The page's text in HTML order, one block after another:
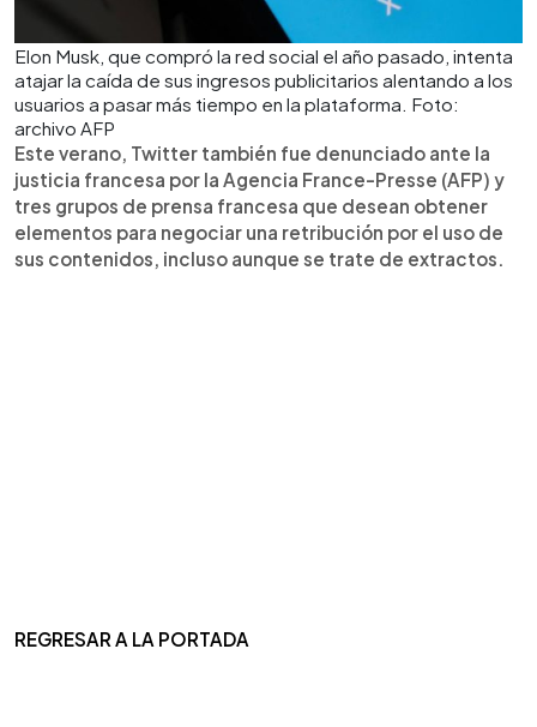
Elon Musk, que compró la red social el año pasado, intenta
atajar la caída de sus ingresos publicitarios alentando a los
usuarios a pasar más tiempo en la plataforma. Foto:
archivo AFP
Este verano, Twitter también fue denunciado ante la
justicia francesa por la Agencia France-Presse (AFP) y
tres grupos de prensa francesa que desean obtener
elementos para negociar una retribución por el uso de
sus contenidos, incluso aunque se trate de extractos.
REGRESAR A LA PORTADA